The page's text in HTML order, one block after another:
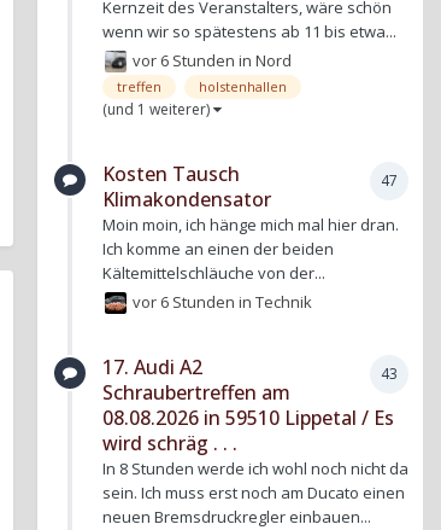
Kernzeit des Veranstalters, wäre schön
wenn wir so spätestens ab 11 bis etwa...
vor 6 Stunden inNord
treffen holstenhallen
(und 1 weiterer)
47
Kosten Tausch
Klimakondensator
Moin moin, ich hänge mich mal hier dran.
Ich komme an einen der beiden
Kältemittelschläuche von der...
vor 6 Stunden inTechnik
43
17. Audi A2
Schraubertreffen am
08.08.2026 in 59510 Lippetal / Es
wird schräg . . .
In 8 Stunden werde ich wohl noch nicht da
sein. Ich muss erst noch am Ducato einen
neuen Bremsdruckregler einbauen...